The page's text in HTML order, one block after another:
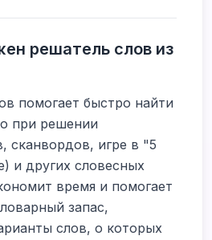
решатель слов из
помогает быстро найти
при решении
сканвордов, игре в "5
и других словесных
время и помогает
запас,
слов, о которых